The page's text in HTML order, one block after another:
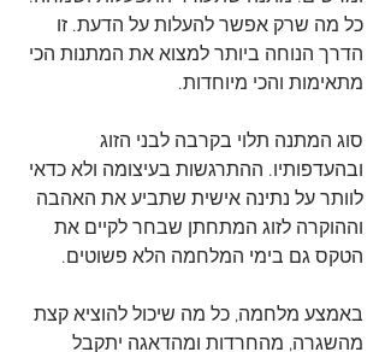
כל מה שרק אפשר להעלות על הדעת. זו
הדרך הנוחה ביותר למצוא את המתנות הכי
מתאימות והכי מיוחדות.
סוג המתנה תלוי בקרבה לבני הזוג
ובהעדפותיו. ההתרגשות בעיצומה ולא כדאי
לוותר על נתינה אישית שתביע את האהבה
וההוקרה לזוג המתחתן שבחר לקיים את
הטקס גם בימי המלחמה הלא פשוטים.
באמצע מלחמה, כל מה שיכול להוציא קצת
מהשגרה, מהחרדות ומהדאגה יתקבל